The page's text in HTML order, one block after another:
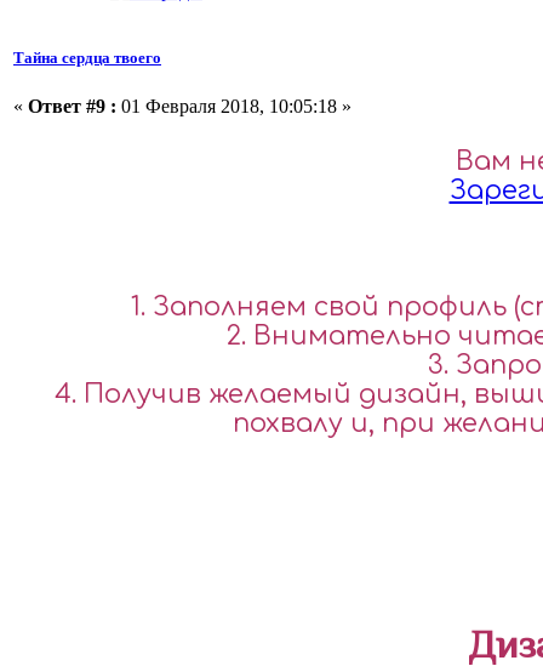
Тайна сердца твоего
« Ответ #9 : 01 Февраля 2018, 10:05:18 »
Вам
1. Заполняем свой профиль
2. Внимательно
3.
4. Получив желаемый дизайн,
похвалу и, при